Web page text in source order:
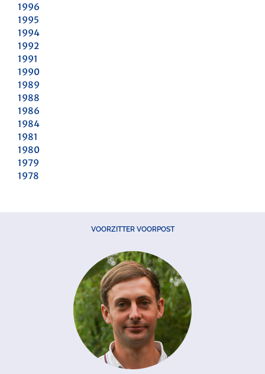
1996
1995
1994
1992
1991
1990
1989
1988
1986
1984
1981
1980
1979
1978
VOORZITTER VOORPOST